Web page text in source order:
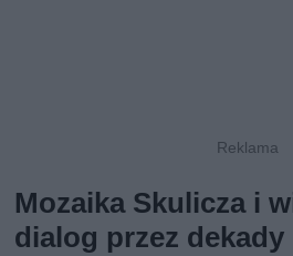
Mozaika Skulicza i
dialog przez dekady